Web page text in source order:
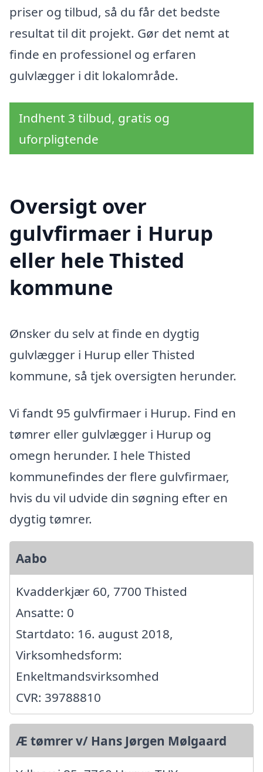
priser og tilbud, så du får det bedste
resultat til dit projekt. Gør det nemt at
finde en professionel og erfaren
gulvlægger i dit lokalområde.
Indhent 3 tilbud, gratis og
uforpligtende
Oversigt over
gulvfirmaer i Hurup
eller hele Thisted
kommune
Ønsker du selv at finde en dygtig
gulvlægger i Hurup eller Thisted
kommune, så tjek oversigten herunder.
Vi fandt 95 gulvfirmaer i Hurup. Find en
tømrer eller gulvlægger i Hurup og
omegn herunder. I hele Thisted
kommunefindes der flere gulvfirmaer,
hvis du vil udvide din søgning efter en
dygtig tømrer.
Aabo
Kvadderkjær 60, 7700 Thisted
Ansatte: 0
Startdato: 16. august 2018,
Virksomhedsform:
Enkeltmandsvirksomhed
CVR: 39788810
Æ tømrer v/ Hans Jørgen Mølgaard